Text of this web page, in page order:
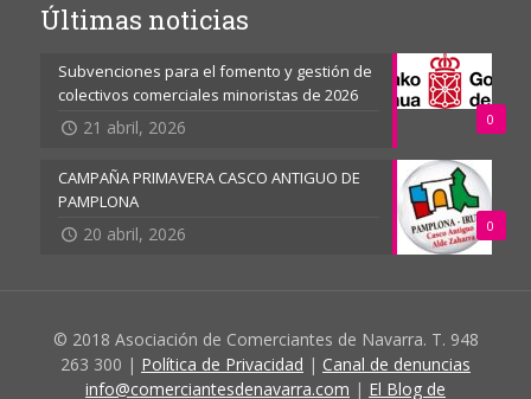
Últimas noticias
0
Subvenciones para el fomento y gestión de
colectivos comerciales minoristas de 2026
21 abril, 2026
0
CAMPAÑA PRIMAVERA CASCO ANTIGUO DE
PAMPLONA
20 abril, 2026
© 2018 Asociación de Comerciantes de Navarra. T. 948
263 300 | Política de Privacidad | Canal de denuncias
info@comerciantesdenavarra.com | El Blog de